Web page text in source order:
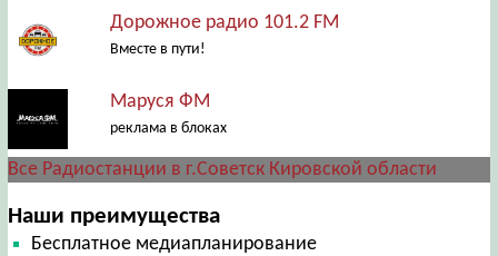
Дорожное радио 101.2 FM
Вместе в пути!
Маруся ФМ
реклама в блоках
Все Радиостанции в г.Советск Кировской области
Наши преимущества
Бесплатное медиапланирование